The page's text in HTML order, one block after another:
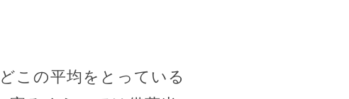
この平均をとっている